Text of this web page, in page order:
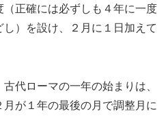
正確には必ずしも４年に一度
）を設け、２月に１日加えて
代ローマの一年の始まりは、
が１年の最後の月で調整月に